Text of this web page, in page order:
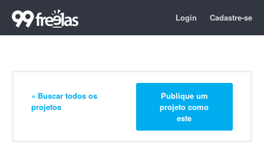
Login Cadastre-se
« Buscar todos os
projetos
Publique um
projeto como
este